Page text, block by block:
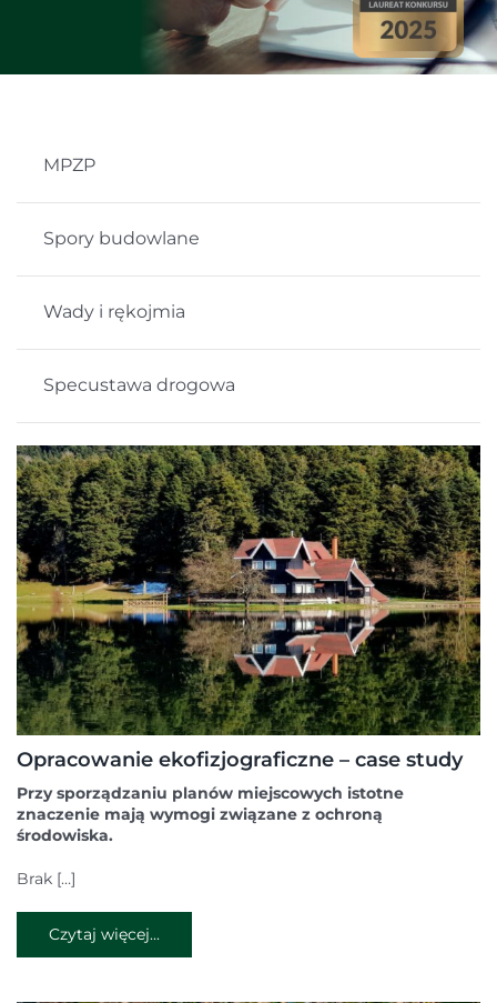
MPZP
Spory budowlane
Wady i rękojmia
Specustawa drogowa
Opracowanie ekofizjograficzne – case study
Przy sporządzaniu planów miejscowych istotne
znaczenie mają wymogi związane z ochroną
środowiska.
Brak […]
Czytaj więcej...